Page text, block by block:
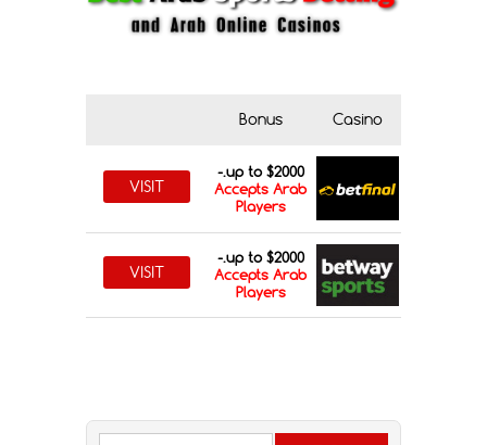
Casino
Bonus
up to $2000.-
Accepts Arab
Players
VISIT
up to $2000.-
Accepts Arab
Players
VISIT